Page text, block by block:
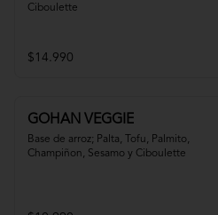
Ciboulette
$14.990
GOHAN VEGGIE
Base de arroz; Palta, Tofu, Palmito,
Champiñon, Sesamo y Ciboulette